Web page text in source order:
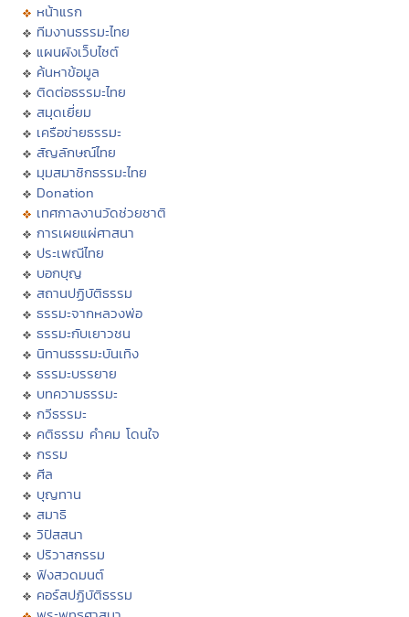
หน้าแรก
ทีมงานธรรมะไทย
แผนผังเว็บไซต์
ค้นหาข้อมูล
ติดต่อธรรมะไทย
สมุดเยี่ยม
เครือข่ายธรรมะ
สัญลักษณ์ไทย
มุมสมาชิกธรรมะไทย
Donation
เทศกาลงานวัดช่วยชาติ
การเผยแผ่ศาสนา
ประเพณีไทย
บอกบุญ
สถานปฏิบัติธรรม
ธรรมะจากหลวงพ่อ
ธรรมะกับเยาวชน
นิทานธรรมะบันเทิง
ธรรมะบรรยาย
บทความธรรมะ
กวีธรรมะ
คติธรรม คำคม โดนใจ
กรรม
ศีล
บุญทาน
สมาธิ
วิปัสสนา
ปริวาสกรรม
ฟังสวดมนต์
คอร์สปฏิบัติธรรม